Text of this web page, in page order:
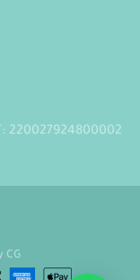
220027924800002
CG